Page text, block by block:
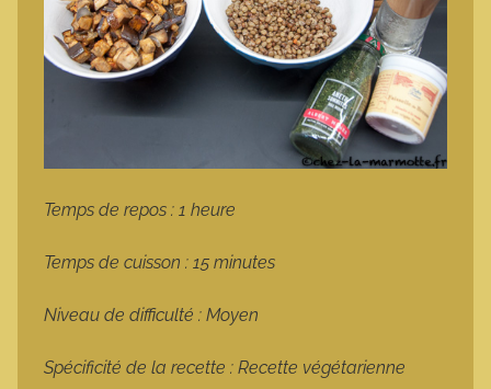
Temps de repos : 1 heure
Temps de cuisson : 15 minutes
Niveau de difficulté : Moyen
Spécificité de la recette : Recette végétarienne